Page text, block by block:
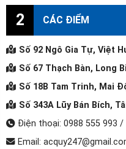
2 CÁC ĐIỂM
Số 92 Ngô Gia Tự, Việt
Số 67 Thạch Bàn, Long
Số 18B Tam Trinh, Mai
Số 343A Lũy Bán Bích,
Điện thoại: 0988 555 993 /
Email: